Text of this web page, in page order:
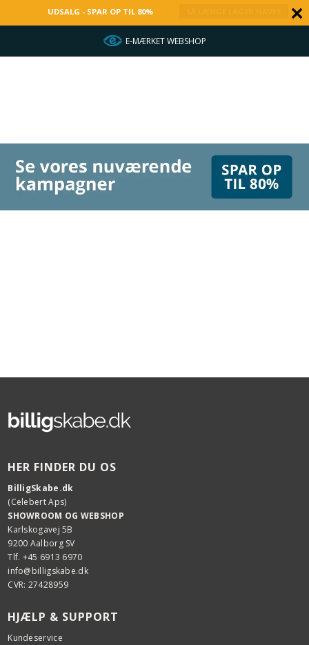
UDSALG - SPAR OP TIL 80%
E-MÆRKET WEBSHOP
HER FINDER DU OS
BilligSkabe.dk
(Celebert Aps)
SHOWROOM OG WEBSHOP
Karlskogavej 5B
9200 Aalborg SV
Tlf. +45 6913 6970
info@billigskabe.dk
CVR: 27428959
HJÆLP & SUPPORT
Kundeservice